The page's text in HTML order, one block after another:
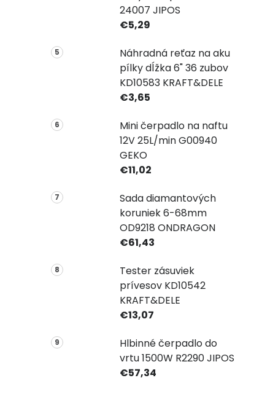
24007 JIPOS
€5,29
Náhradná reťaz na aku
pílky dĺžka 6" 36 zubov
KD10583 KRAFT&DELE
€3,65
Mini čerpadlo na naftu
12V 25L/min G00940
GEKO
€11,02
Sada diamantových
koruniek 6-68mm
OD9218 ONDRAGON
€61,43
Tester zásuviek
prívesov KD10542
KRAFT&DELE
€13,07
Hlbinné čerpadlo do
vrtu 1500W R2290 JIPOS
€57,34